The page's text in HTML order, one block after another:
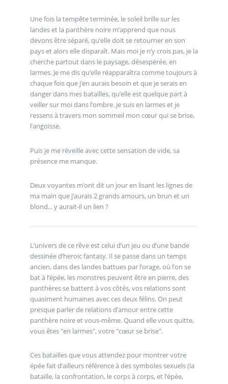
Une fois la tempête terminée, le soleil brille sur les
landes et la panthère noire m’apprend que nous
devons être séparé, qu’elle doit se retourner en son
pays et alors elle disparaît. Mais moi je n’y crois pas, je la
cherche partout dans le paysage, désespérée, en
larmes. Je me dis qu’elle réapparaîtra comme toujours à
chaque fois que j’en aurais besoin et que je serais en
danger dans mes batailles, qu’elle est quelque part à
veiller sur moi dans l’ombre. Je suis en larmes et je
ressens à travers mon sommeil mon cœur qui se brise,
l’angoisse.
Puis je me réveille avec cette sensation de vide, sa
présence me manque.
Deux voyantes m’ont dit un jour en lisant les lignes de
ma main que j’aurais 2 grands amours, un brun et un
blond... y aurait-il un lien ?
L’univers de ce rêve est celui d’un jeu ou d’une bande
dessinée d’heroic fantasy. Il se passe dans un temps
ancien, dans des landes battues par l’orage, où l’on se
bat à l’épée, les monstres peuvent être en pierre, des
panthères se battent à vos côtés, vos relations sont
quasiment humaines avec ces deux félins. On peut
presque parler de relations d’amour entre cette
panthère noire et vous-même. Quand elle vous quitte,
vous êtes "en larmes", votre "cœur se brise".
Ces batailles que vous attendez pour montrer votre
épée fait d’ailleurs référence à des symboles sexuels (la
bataille, la confrontation, le corps à corps, et l’épée,